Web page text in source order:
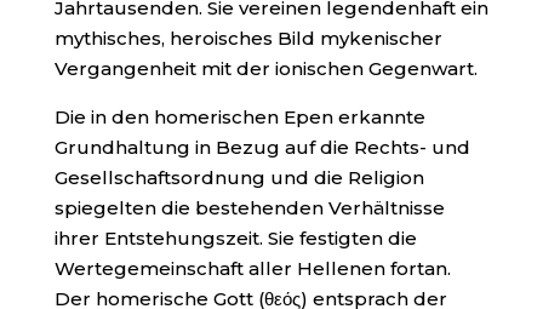
Jahrtausenden. Sie vereinen legendenhaft ein
mythisches, heroisches Bild mykenischer
Vergangenheit mit der ionischen Gegenwart.
Die in den homerischen Epen erkannte
Grundhaltung in Bezug auf die Rechts- und
Gesellschaftsordnung und die Religion
spiegelten die bestehenden Verhältnisse
ihrer Entstehungszeit. Sie festigten die
Wertegemeinschaft aller Hellenen fortan.
Der homerische Gott (θεός) entsprach der